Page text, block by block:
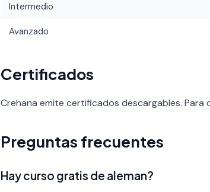
Intermedio
Avanzado
Certificados
Crehana emite certificados descargables. Para
Preguntas frecuentes
Hay curso gratis de aleman?